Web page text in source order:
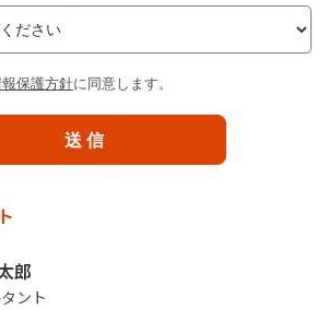
保護方針に同意します。
郎
ント